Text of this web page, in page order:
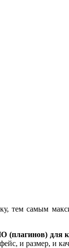
самым
(плагинов) для
и размер, и